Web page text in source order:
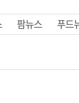
팜뉴스 푸드